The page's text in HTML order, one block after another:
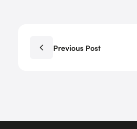
Previous Post